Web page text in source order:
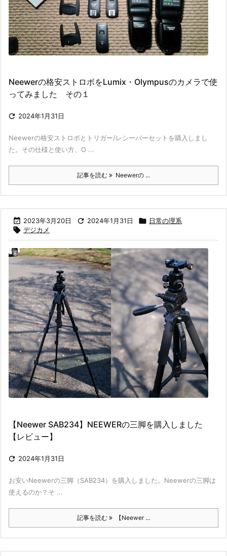
Neewerの格安ストロボをLumix・Olympusのカメラで使
ってみました その１
 2024年1月31日
Neewerの格安ストロボとトリガー/レシーバーセットを購入しまし
た。その仕様と使い方、O ...
記事を読む Neewerの ...
 2023年3月20日  2024年1月31日  日常の理系
 デジカメ
【Neewer SAB234】NEEWERの三脚を購入しました
【レビュー】
 2024年1月31日
お安いNeewerの三脚（SAB234）を購入しました。Neewerの三脚は
使えるのか？そ ...
記事を読む 【Neewer ...